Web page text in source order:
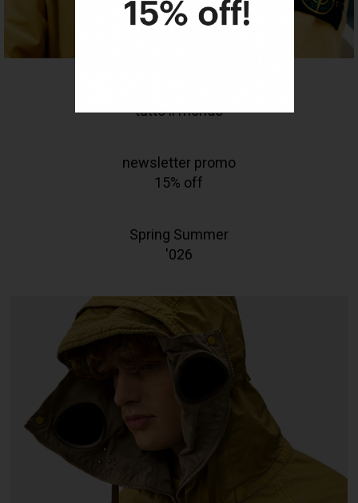
tutto il mondo
newsletter promo
15% off
Spring Summer
'026